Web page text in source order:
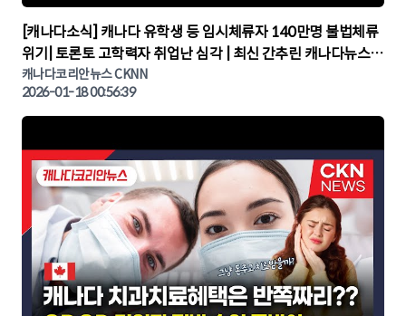
▶
[캐나다소식] 캐나다 유학생 등 임시체류자 140만명 불법체류
위기| 토론토 고학력자 취업난 심각 | 최신 간추린 캐나다뉴스 |
CKNNEWS, 캐나다코리안뉴스
캐나다코리안뉴스 CKNN
2026-01-18 00:56:39